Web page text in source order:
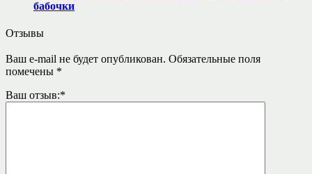
бабочки
Отзывы
Ваш e-mail не будет опубликован. Обязательные поля
помечены *
Ваш отзыв:*